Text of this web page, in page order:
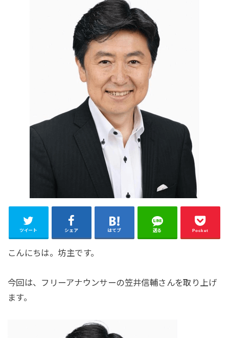
ツイート シェア はてブ 送る Pocket
こんにちは。坊主です。
今回は、フリーアナウンサーの笠井信輔さんを取り上げ
ます。